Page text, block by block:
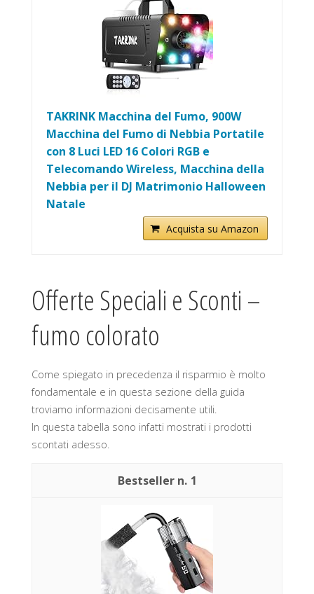
TAKRINK Macchina del Fumo, 900W
Macchina del Fumo di Nebbia Portatile
con 8 Luci LED 16 Colori RGB e
Telecomando Wireless, Macchina della
Nebbia per il DJ Matrimonio Halloween
Natale
Acquista su Amazon
Offerte Speciali e Sconti –
fumo colorato
Come spiegato in precedenza il risparmio è molto
fondamentale e in questa sezione della guida
troviamo informazioni decisamente utili.
In questa tabella sono infatti mostrati i prodotti
scontati adesso.
1